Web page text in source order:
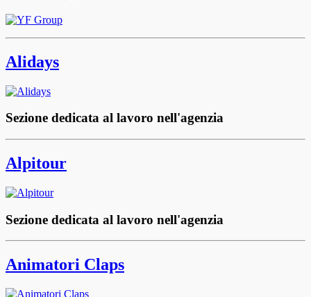
Alidays
Sezione dedicata al lavoro nell'agenzia
Alpitour
Sezione dedicata al lavoro nell'agenzia
Animatori Claps